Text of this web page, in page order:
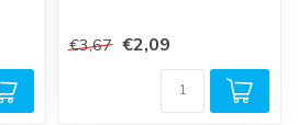
1/2".
Er gaat veel geld ve...
€3,67 €2,09